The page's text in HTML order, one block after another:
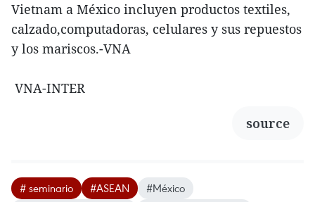
Vietnam a México incluyen productos textiles,
calzado,computadoras, celulares y sus repuestos
y los mariscos.-VNA
VNA-INTER
source
# seminario #ASEAN
#México